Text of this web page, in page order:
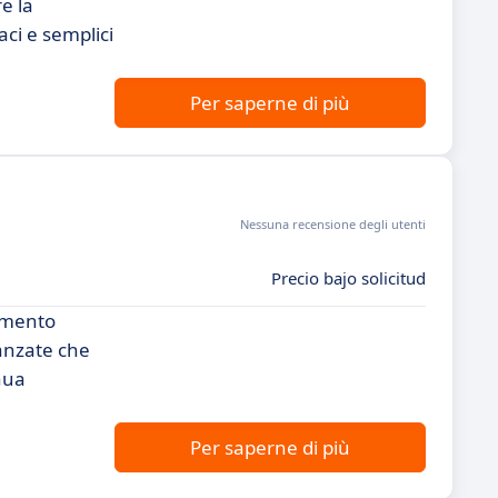
e semplici
Per saperne di più
Nessuna recensione degli utenti
Precio bajo solicitud
che
Per saperne di più